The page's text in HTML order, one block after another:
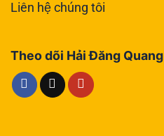
Liên hệ chúng tôi
Theo dõi Hải Đăng Quang